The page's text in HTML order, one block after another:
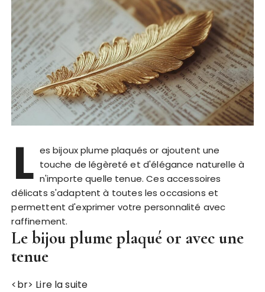
L es bijoux plume plaqués or ajoutent une
touche de légèreté et d'élégance naturelle à
n'importe quelle tenue. Ces accessoires
délicats s'adaptent à toutes les occasions et
permettent d'exprimer votre personnalité avec
raffinement.
Le bijou plume plaqué or avec une
tenue
<br> Lire la suite